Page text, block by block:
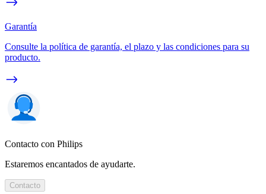
Garantía
Consulte la política de garantía, el plazo y las condiciones para su
producto.
Contacto con Philips
Estaremos encantados de ayudarte.
Contacto